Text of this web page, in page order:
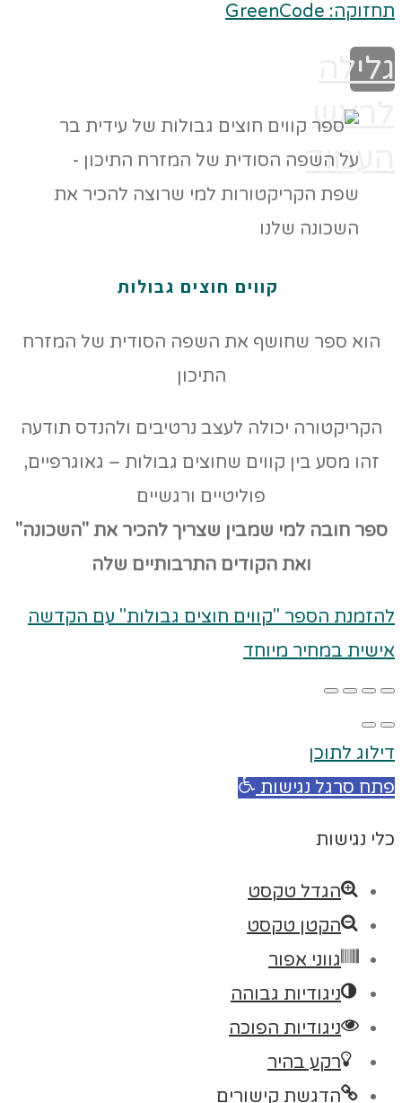
תחזוקה: GreenCode
גלילה
לראש
העמוד
קווים חוצים גבולות
הוא ספר שחושף את השפה הסודית של המזרח
התיכון
הקריקטורה יכולה לעצב נרטיבים ולהנדס תודעה
זהו מסע בין קווים שחוצים גבולות – גאוגרפיים,
פוליטיים ורגשיים
ספר חובה למי שמבין שצריך להכיר את "השכונה"
ואת הקודים התרבותיים שלה
להזמנת הספר "קווים חוצים גבולות" עם הקדשה
אישית במחיר מיוחד
דילוג לתוכן
פתח סרגל נגישות
כלי נגישות
הגדל טקסט
הקטן טקסט
גווני אפור
ניגודיות גבוהה
ניגודיות הפוכה
רקע בהיר
הדגשת קישורים